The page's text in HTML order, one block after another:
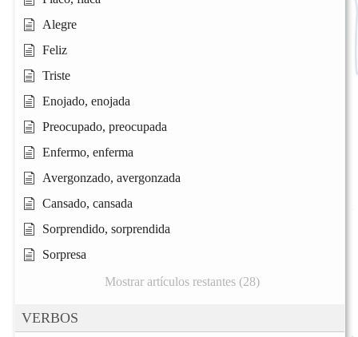
Alegre
Feliz
Triste
Enojado, enojada
Preocupado, preocupada
Enfermo, enferma
Avergonzado, avergonzada
Cansado, cansada
Sorprendido, sorprendida
Sorpresa
Mostrar artículos restantes (28)
VERBOS